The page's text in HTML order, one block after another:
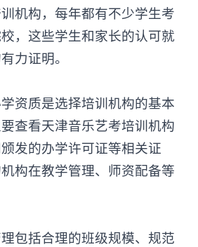
机构，每年都有不少学生考
，这些学生和家长的认可就
力证明。
质是选择培训机构的基本
查看天津音乐艺考培训机构
发的办学许可证等相关证
构在教学管理、师资配备等
括合理的班级规模、规范